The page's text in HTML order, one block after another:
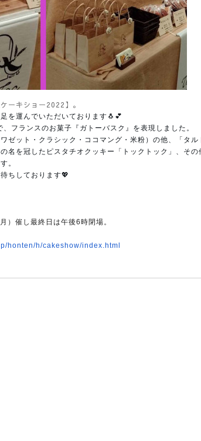
ーキショー2022】。
を運んでいただいております🐧💕
フランスのお菓子『ガトーバスク』を表現しました。
ゼット・クラシック・ココマング・米粉）の他、「タル
名を冠したピスタチオクッキー「トックトック」、その
。
ちしております💖
） 催し最終日は午後6時閉場。
honten/h/cakeshow/index.html